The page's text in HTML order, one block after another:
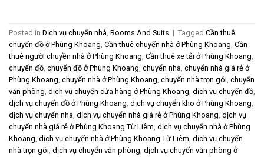
Posted in Dịch vụ chuyển nhà, Rooms And Suits | Tagged Cần thuê
chuyển đồ ở Phùng Khoang, Cần thuê chuyển nhà ở Phùng Khoang, Cần
thuê người chuyền nhà ở Phùng Khoang, Cần thuê xe tải ở Phùng Khoang,
chuyển đồ, chuyển đồ ở Phùng Khoang, chuyển nhà, chuyển nhà giá rẻ ở
Phùng Khoang, chuyển nhà ở Phùng Khoang, chuyển nhà trọn gói, chuyển
văn phòng, dịch vụ chuyển cửa hàng ở Phùng Khoang, dịch vụ chuyển đồ,
dịch vụ chuyển đồ ở Phùng Khoang, dịch vụ chuyển kho ở Phùng Khoang,
dịch vụ chuyển nhà, dịch vụ chuyển nhà giá rẻ ở Phùng Khoang, dịch vụ
chuyển nhà giá rẻ ở Phùng Khoang Từ Liêm, dịch vụ chuyển nhà ở Phùng
Khoang, dịch vụ chuyển nhà ở Phùng Khoang Từ Liêm, dịch vụ chuyển
nhà trọn gói, dịch vụ chuyển văn phòng, dịch vụ chuyển văn phòng ở